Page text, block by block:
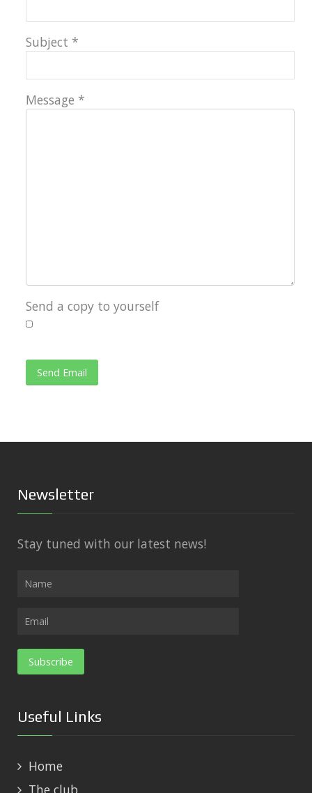
Subject *
Message *
Send a copy to yourself
Send Email
Newsletter
Stay tuned with our latest news!
Useful Links
Home
The club